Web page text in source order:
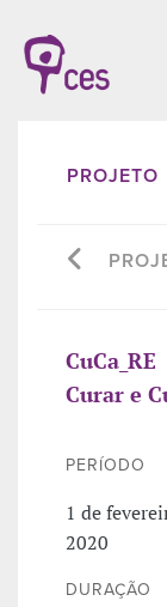
PROJETO
CuCa_RE
Curar e
PERÍODO
1 de
2020
DURAÇÃO